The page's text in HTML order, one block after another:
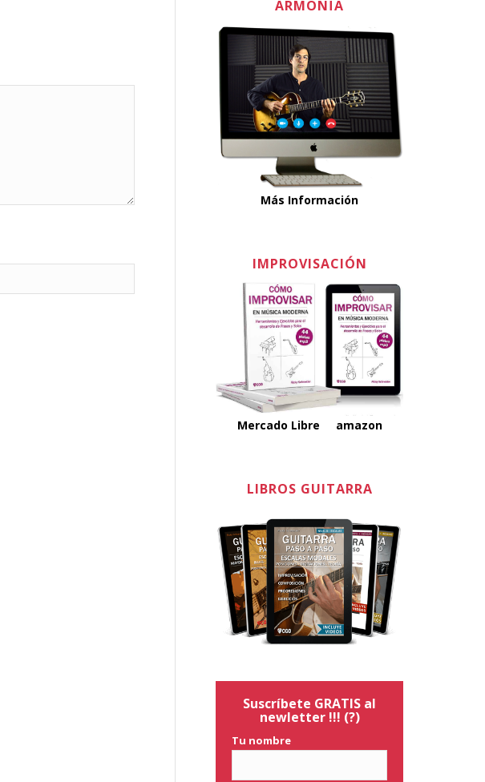
ARMONÏA
Más Información
IMPROVISACIÓN
Mercado Libre amazon
LIBROS GUITARRA
Suscríbete GRATIS al
newletter !!! (?)
Tu nombre